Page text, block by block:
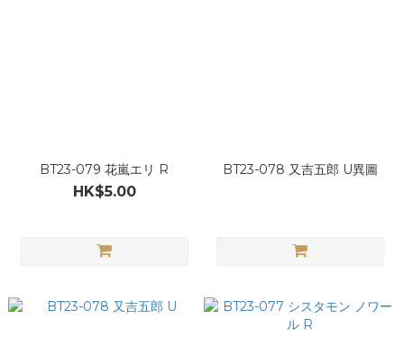
BT23-079 花嵐エリ R
HK$5.00
BT23-078 又吉五郎 U異圖